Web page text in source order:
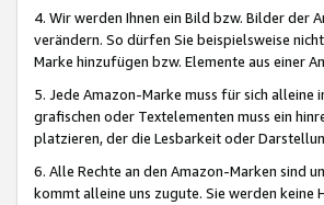
4. Wir werden Ihnen ein Bild bzw. Bilder der
verändern. So dürfen Sie beispielsweise
Marke hinzufügen bzw. Elemente aus einer
5. Jede Amazon-Marke muss für sich
grafischen oder Textelementen muss ein
platzieren, der die Lesbarkeit oder
6. Alle Rechte an den Amazon-Marken sind
kommt alleine uns zugute. Sie werden keine